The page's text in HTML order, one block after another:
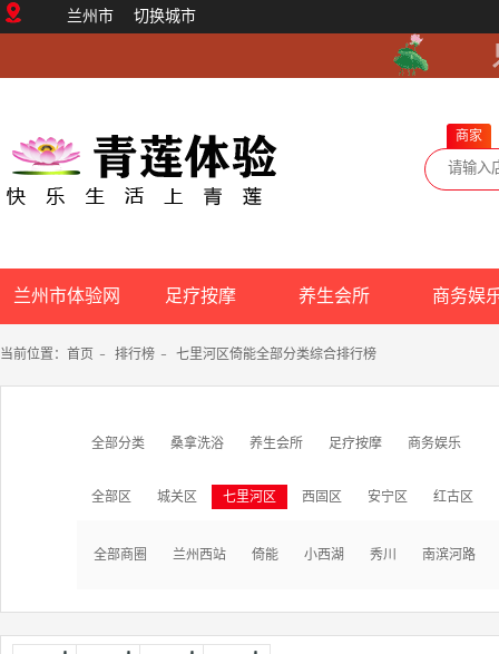
兰州市 切换城市
商家
兰州市体验网 足疗按摩 养生会所 商务娱
当前位置： 首页 - 排行榜 - 七里河区倚能全部分类综合排行榜
全部分类 桑拿洗浴 养生会所 足疗按摩 商务娱乐
全部区 城关区 七里河区 西固区 安宁区 红古区
全部商圈 兰州西站 倚能 小西湖 秀川 南滨河路